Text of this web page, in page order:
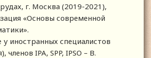
г. Москва (2019-2021),
«Основы современной
у иностранных специалистов
членов IPA, SPP, IPSO – В.